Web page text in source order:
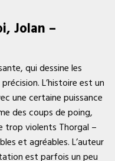
Jolan –
qui dessine les
L’histoire est un
une certaine puissance
des coups de poing,
trop violents Thorgal –
et agréables. L’auteur
est parfois un peu